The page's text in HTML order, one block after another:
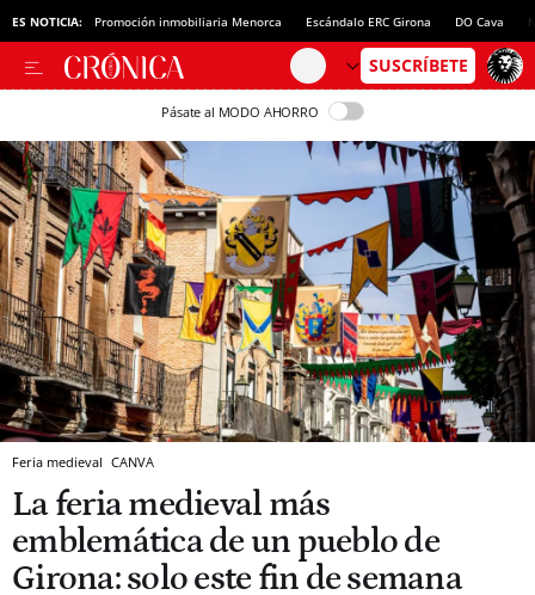
ES NOTICIA: Promoción inmobiliaria Menorca Escándalo ERC Girona DO Cava
Pásate al MODO AHORRO
Feria medieval CANVA
La feria medieval más
emblemática de un pueblo de
Girona: solo este fin de semana